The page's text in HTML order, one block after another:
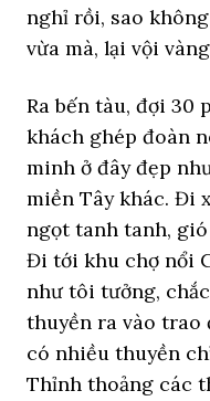
nghỉ rồi, sao
vừa mà, lại vội
Ra bến tàu, đợi 30
khách ghép đoàn
minh ở đây đẹp
miền Tây khác. Đi
ngọt tanh tanh,
Đi tới khu chợ nổi
như tôi tưởng,
thuyền ra vào trao
có nhiều thuyền
Thỉnh thoảng các